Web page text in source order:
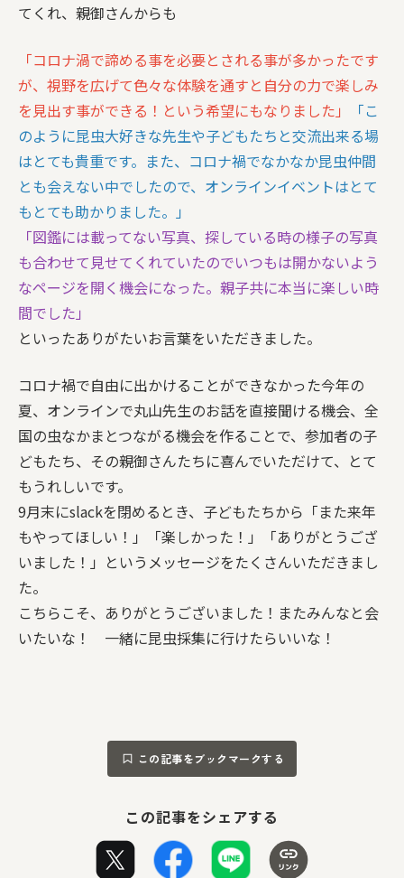
てくれ、親御さんからも
「コロナ渦で諦める事を必要とされる事が多かったです
が、視野を広げて色々な体験を通すと自分の力で楽しみ
を見出す事ができる！という希望にもなりました」
「こ
のように昆虫大好きな先生や子どもたちと交流出来る場
はとても貴重です。また、コロナ禍でなかなか昆虫仲間
とも会えない中でしたので、オンラインイベントはとて
もとても助かりました。」
「図鑑には載ってない写真、探している時の様子の写真
も合わせて見せてくれていたのでいつもは開かないよう
なページを開く機会になった。親子共に本当に楽しい時
間でした」
といったありがたいお言葉をいただきました。
コロナ禍で自由に出かけることができなかった今年の
夏、オンラインで丸山先生のお話を直接聞ける機会、全
国の虫なかまとつながる機会を作ることで、参加者の子
どもたち、その親御さんたちに喜んでいただけて、とて
もうれしいです。
9月末にslackを閉めるとき、子どもたちから「また来年
もやってほしい！」「楽しかった！」「ありがとうござ
いました！」というメッセージをたくさんいただきまし
た。
こちらこそ、ありがとうございました！またみんなと会
いたいな！ 一緒に昆虫採集に行けたらいいな！
この記事をブックマークする
この記事をシェアする